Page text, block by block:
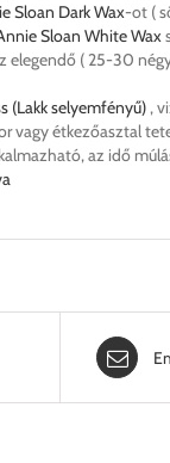
Sloan Dark Wax-ot (
Sloan White Wax
elegendő ( 25-30
(Lakk selyemfényű),
vagy étkezőasztal
az idő